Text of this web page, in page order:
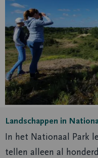
Landschappen in
In het Nationaal Park
tellen alleen al